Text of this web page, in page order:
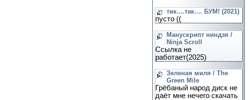
тик....так.... БУМ! (2021)
пусто ((
Манускрипт ниндзя /
Ninja Scroll
Ссылка не
работает(2025)
Зеленая миля / The
Green Mile
Грёбаный народ диск не
даёт мне нечего скачать